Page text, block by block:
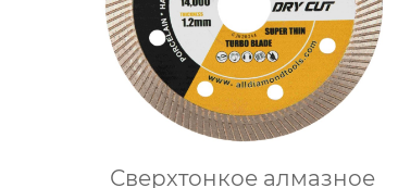
Сверхтонкое алмазное